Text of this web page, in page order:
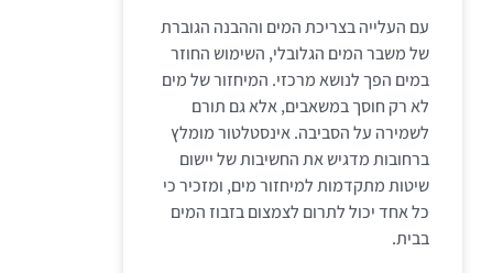
עם העלייה בצריכת המים וההבנה הגוברת
של משבר המים הגלובלי, השימוש החוזר
במים הפך לנושא מרכזי. המיחזור של מים
לא רק חוסך במשאבים, אלא גם תורם
לשמירה על הסביבה. אינסטלטור מומלץ
ברחובות מדגיש את החשיבות של יישום
שיטות מתקדמות למיחזור מים, ומזכיר כי
כל אחד יכול לתרום לצמצום בזבוז המים
בבית.